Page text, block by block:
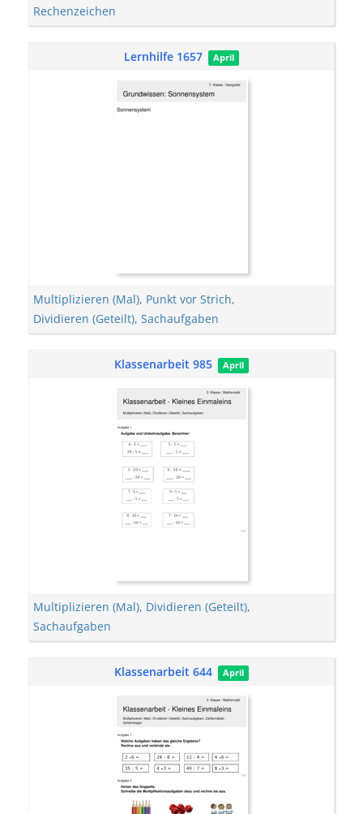
Rechenzeichen
Lernhilfe 1657 April
Multiplizieren (Mal), Punkt vor Strich,
Dividieren (Geteilt), Sachaufgaben
Klassenarbeit 985 April
Multiplizieren (Mal), Dividieren (Geteilt),
Sachaufgaben
Klassenarbeit 644 April